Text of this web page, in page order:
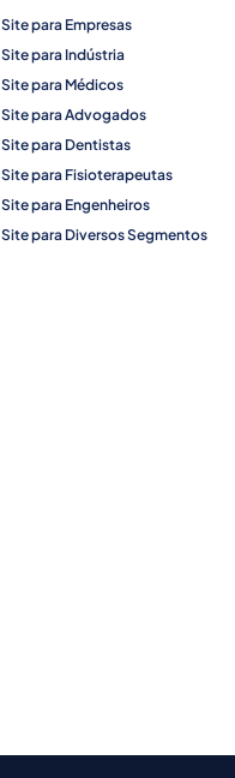
Site para Empresas
Site para Indústria
Site para Médicos
Site para Advogados
Site para Dentistas
Site para Fisioterapeutas
Site para Engenheiros
Site para Diversos Segmentos